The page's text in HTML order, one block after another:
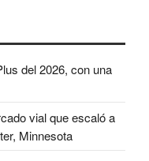
del 2026, con una
vial que escaló a
Minnesota